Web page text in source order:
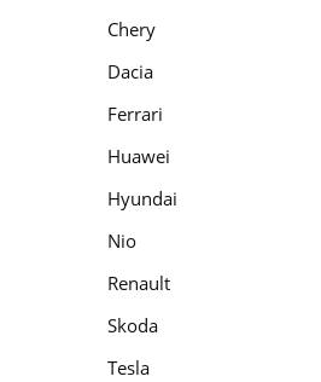
Chery
Dacia
Ferrari
Huawei
Hyundai
Nio
Renault
Skoda
Tesla